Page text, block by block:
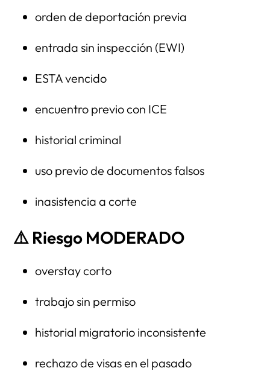
orden de deportación previa
entrada sin inspección (EWI)
ESTA vencido
encuentro previo con ICE
historial criminal
uso previo de documentos falsos
inasistencia a corte
⚠️ Riesgo MODERADO
overstay corto
trabajo sin permiso
historial migratorio inconsistente
rechazo de visas en el pasado